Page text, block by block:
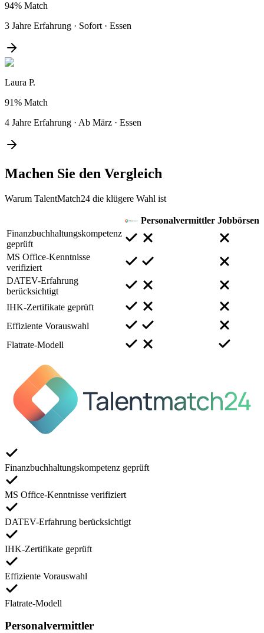
94% Match
3 Jahre Erfahrung · Sofort · Essen
Laura P.
91% Match
4 Jahre Erfahrung · Ab März · Essen
Machen Sie den Vergleich
Warum TalentMatch24 die klügere Wahl ist
Personalvermittler Jobbörsen
Finanzbuchhaltungskompetenz
geprüft
MS Office-Kenntnisse
verifiziert
DATEV-Erfahrung
berücksichtigt
IHK-Zertifikate geprüft
Effiziente Vorauswahl
Flatrate-Modell
Finanzbuchhaltungskompetenz geprüft
MS Office-Kenntnisse verifiziert
DATEV-Erfahrung berücksichtigt
IHK-Zertifikate geprüft
Effiziente Vorauswahl
Flatrate-Modell
Personalvermittler